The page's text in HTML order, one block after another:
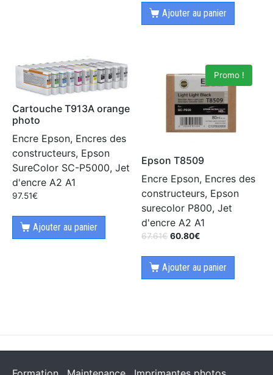
Ajouter au panier
Cartouche T913A orange
photo
Encre Epson, Encres des
constructeurs, Epson
SureColor SC-P5000, Jet
d'encre A2 A1
97.51€
Ajouter au panier
Promo !
Epson T8509
Encre Epson, Encres des
constructeurs, Epson
surecolor P800, Jet
d'encre A2 A1
67.61€ 60.80€
Ajouter au panier